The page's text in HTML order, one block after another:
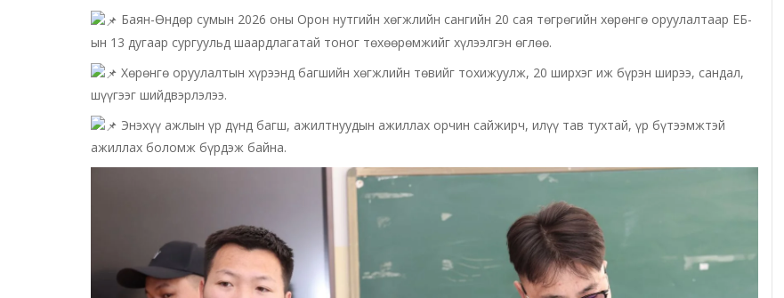
Баян-Өндөр сумын 2026 оны Орон нутгийн хөгжлийн сангийн 20 сая төгрөгийн хөрөнгө оруулалтаар ЕБ-
ын 13 дугаар сургуульд шаардлагатай тоног төхөөрөмжийг хүлээлгэн өглөө.
Хөрөнгө оруулалтын хүрээнд багшийн хөгжлийн төвийг тохижуулж, 20 ширхэг иж бүрэн ширээ, сандал,
шүүгээг шийдвэрлэлээ.
Энэхүү ажлын үр дүнд багш, ажилтнуудын ажиллах орчин сайжирч, илүү тав тухтай, үр бүтээмжтэй
ажиллах боломж бүрдэж байна.